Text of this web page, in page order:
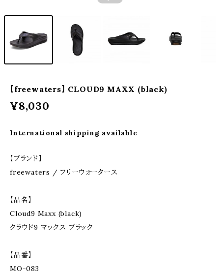
【freewaters】 CLOUD9 MAXX (black)
¥8,030
International shipping available
【ブランド】
freewaters / フリーウォータース
【品名】
Cloud9 Maxx (black)
クラウド9 マックス ブラック
【品番】
MO-083